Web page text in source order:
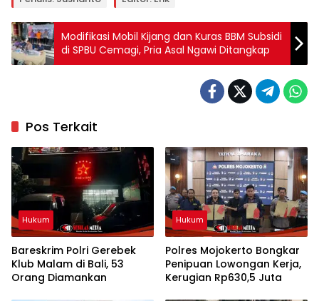
Modifikasi Mobil Kijang dan Kuras BBM Subsidi
di SPBU Cemagi, Pria Asal Ngawi Ditangkap
Pos Terkait
Hukum
Bareskrim Polri Gerebek
Klub Malam di Bali, 53
Orang Diamankan
Hukum
Polres Mojokerto Bongkar
Penipuan Lowongan Kerja,
Kerugian Rp630,5 Juta